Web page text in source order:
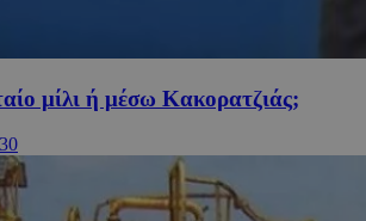
μίλι ή μέσω Κακορατζιάς;